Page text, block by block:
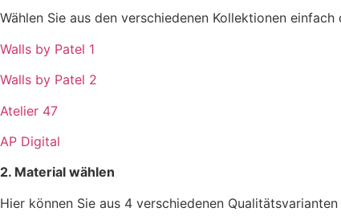
Wählen Sie aus den verschiedenen Kollektionen
Walls by Patel 1
Walls by Patel 2
Atelier 47
AP Digital
2. Material wählen
Hier können Sie aus 4 verschiedenen